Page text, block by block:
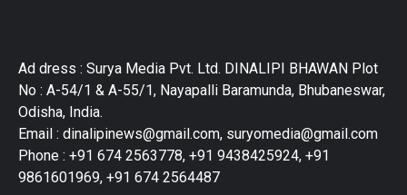
Ad dress : Surya Media Pvt. Ltd. DINALIPI BHAWAN Plot
No : A-54/1 & A-55/1, Nayapalli Baramunda, Bhubaneswar,
Odisha, India.
Email : dinalipinews@gmail.com, suryomedia@gmail.com
Phone : +91 674 2563778, +91 9438425924, +91
9861601969, +91 674 2564487